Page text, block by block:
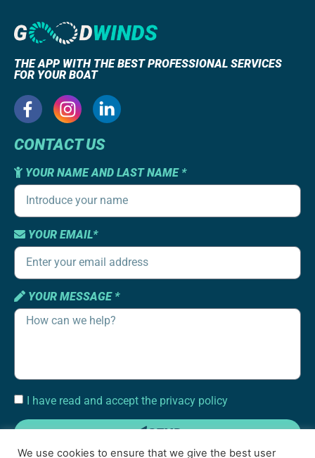
THE APP WITH THE BEST PROFESSIONAL SERVICES
FOR YOUR BOAT
CONTACT US
YOUR NAME AND LAST NAME *
YOUR EMAIL*
YOUR MESSAGE *
I have read and accept the privacy policy
SEND
We use cookies to ensure that we give the best user